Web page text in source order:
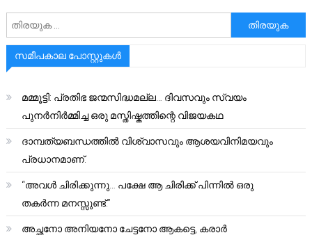
അനേഷിക്കുക
സമീപകാല പോസ്റ്റുകൾ
മമ്മൂട്ടി: പ്രതിഭ ജന്മസിദ്ധമല്ല… ദിവസവും സ്വയം
പുനർനിർമ്മിച്ച ഒരു മസ്തിഷ്കത്തിന്റെ വിജയകഥ
ദാമ്പത്യബന്ധത്തിൽ വിശ്വാസവും ആശയവിനിമയവും
പ്രധാനമാണ്.
“അവൾ ചിരിക്കുന്നു… പക്ഷേ ആ ചിരിക്ക് പിന്നിൽ ഒരു
തകർന്ന മനസ്സുണ്ട്.”
അച്ഛനോ അനിയനോ ചേട്ടനോ ആകട്ടെ, കരാർ